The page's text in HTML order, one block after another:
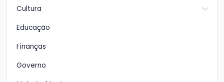
Cultura
Educação
Finanças
Governo